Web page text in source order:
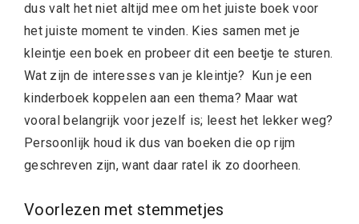
dus valt het niet altijd mee om het juiste boek voor
het juiste moment te vinden. Kies samen met je
kleintje een boek en probeer dit een beetje te sturen.
Wat zijn de interesses van je kleintje? Kun je een
kinderboek koppelen aan een thema? Maar wat
vooral belangrijk voor jezelf is; leest het lekker weg?
Persoonlijk houd ik dus van boeken die op rijm
geschreven zijn, want daar ratel ik zo doorheen.
Voorlezen met stemmetjes